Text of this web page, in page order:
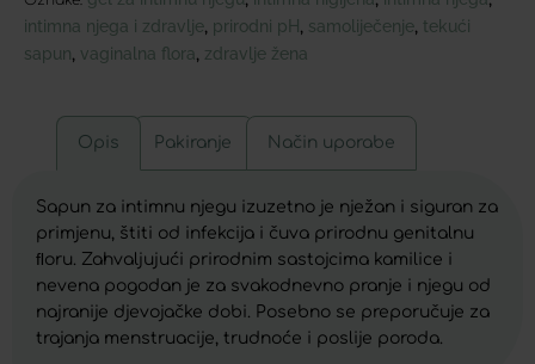
intimna njega i zdravlje prirodni pH samoliječenje tekući
sapun vaginalna flora zdravlje žena
Opis Pakiranje Način uporabe
Sapun za intimnu njegu izuzetno je nježan i siguran za
primjenu, štiti od infekcija i čuva prirodnu genitalnu
ﬂoru. Zahvaljujući prirodnim sastojcima kamilice i
nevena pogodan je za svakodnevno pranje i njegu od
najranije djevojačke dobi. Posebno se preporučuje za
trajanja menstruacije, trudnoće i poslije poroda.